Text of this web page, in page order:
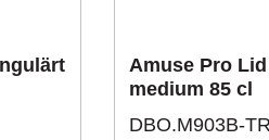
Amuse Pro
medium 85 cl
DBO.M903B-TR